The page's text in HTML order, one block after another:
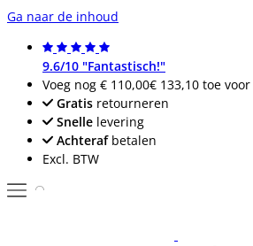
Ga naar de inhoud
9.6/10 "Fantastisch!"
Voeg nog € 110,00€ 133,10 toe voor
Gratis retourneren
Snelle levering
Achterafbetalen
Excl. BTW